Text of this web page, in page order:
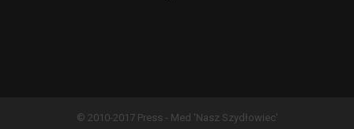
© 2010-2017 Press - Med 'Nasz Szydłowiec'